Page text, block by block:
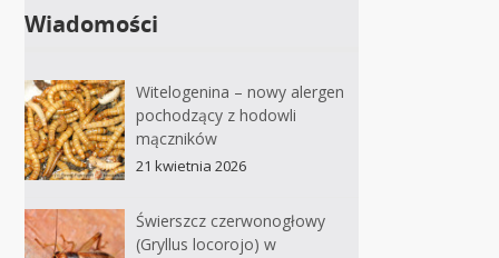
Wiadomości
Witelogenina – nowy alergen
pochodzący z hodowli
mączników
21 kwietnia 2026
Świerszcz czerwonogłowy
(Gryllus locorojo) w